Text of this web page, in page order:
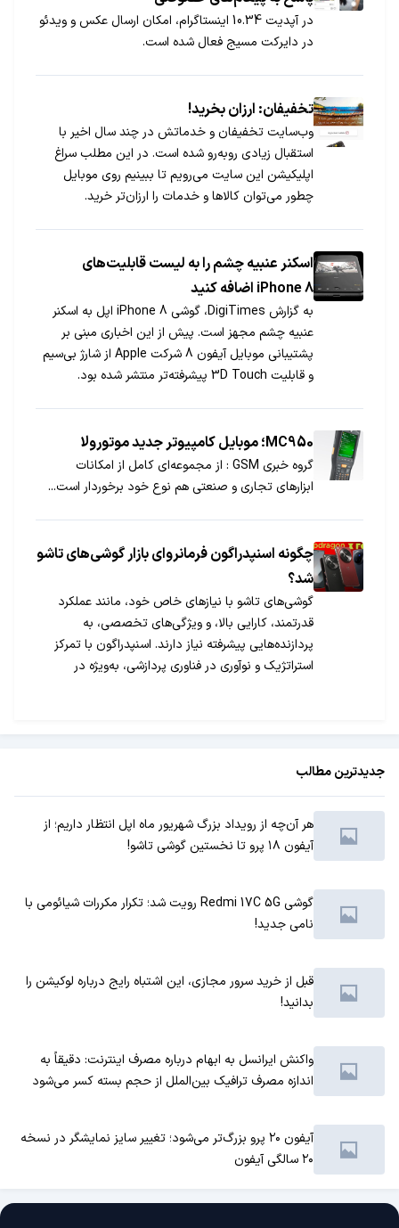
در آپدیت 10.34 اینستاگرام، امکان ارسال عکس و ویدئو
در دایرکت مسیج فعال شده است.
تخفیفان: ارزان بخرید!
وب‌سایت تخفیفان و خدماتش در چند سال اخیر با
استقبال زیادی روبه‌رو شده است. در این مطلب سراغ
اپلیکیشن این سایت می‌رویم تا ببینیم روی موبایل
چطور می‌توان کالاها و خدمات را ارزان‌تر خرید.
اسکنر عنبیه چشم را به لیست قابلیت‌های
iPhone 8 اضافه کنید
به گزارش DigiTimes، گوشی iPhone 8 اپل به اسکنر
عنبیه چشم مجهز است. پیش از این اخباری مبنی بر
پشتیبانی موبایل آیفون 8 شرکت Apple از شارژ بی‌سیم
و قابلیت 3D Touch پیشرفته‌تر منتشر شده بود.
MC950؛ موبایل کامپیوتر جدید موتورولا
گروه خبری GSM : از مجموعه‌ای کامل از امکانات
ابزارهای تجاری و صنعتی هم نوع خود برخوردار است...
چگونه اسنپدراگون فرمانروای بازار گوشی‌های تاشو
شد؟
گوشی‌های تاشو با نیازهای خاص خود، مانند عملکرد
قدرتمند، کارایی بالا، و ویژگی‌های تخصصی، به
پردازنده‌هایی پیشرفته نیاز دارند. اسنپدراگون با تمرکز
استراتژیک و نوآوری در فناوری پردازشی، به‌ویژه در
گوشی‌های تاشو باشد.جدیدترین مطالب
هر آن‌چه از رویداد بزرگ شهریور ماه اپل انتظار داریم؛ از
آیفون ۱۸ پرو تا نخستین گوشی تاشو!
گوشی Redmi 17C 5G رویت شد؛ تکرار مکررات شیائومی با
نامی جدید!
قبل از خرید سرور مجازی، این اشتباه رایج درباره لوکیشن را
بدانید!
واکنش ایرانسل به ابهام درباره مصرف اینترنت: دقیقاً به
اندازه مصرف ترافیک بین‌الملل از حجم بسته کسر می‌شود
آیفون ۲۰ پرو بزرگ‌تر می‌شود؛ تغییر سایز نمایشگر در نسخه
۲۰ سالگی آیفون